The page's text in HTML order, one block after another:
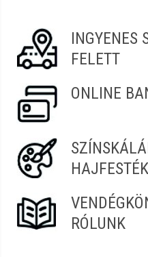
INGYENES
FELETT
ONLINE
HAJFESTÉK
RÓLUNK